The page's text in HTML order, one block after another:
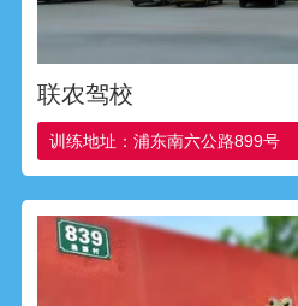
联农驾校
训练地址：浦东南六公路899号